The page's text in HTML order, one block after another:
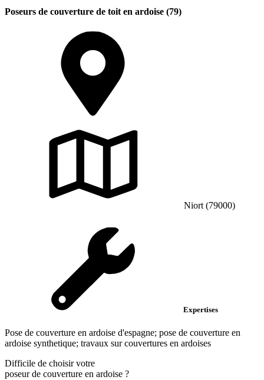
Poseurs de couverture de toit en ardoise (79)
Niort (79000)
Expertises
Pose de couverture en ardoise d'espagne; pose de couverture en
ardoise synthetique; travaux sur couvertures en ardoises
Difficile de choisir votre
poseur de couverture en ardoise ?